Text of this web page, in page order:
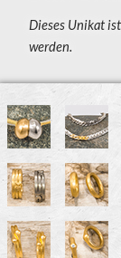
Dieses Unikat
werden.